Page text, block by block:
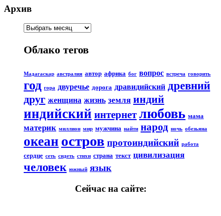
Архив
Облако тегов
Мадагаскар австралия автор африка бог вопрос встреча говорить
год гора двуречье дорога дравидийский древний
друг женщина жизнь земля индий
индийский интернет любовь мама
материк миллион мир мужчина найти народ ночь обезьяна
океан остров протоиндийский работа
сердце сеть сидеть стихи страна текст цивилизация
человек южный язык
Сейчас на сайте: